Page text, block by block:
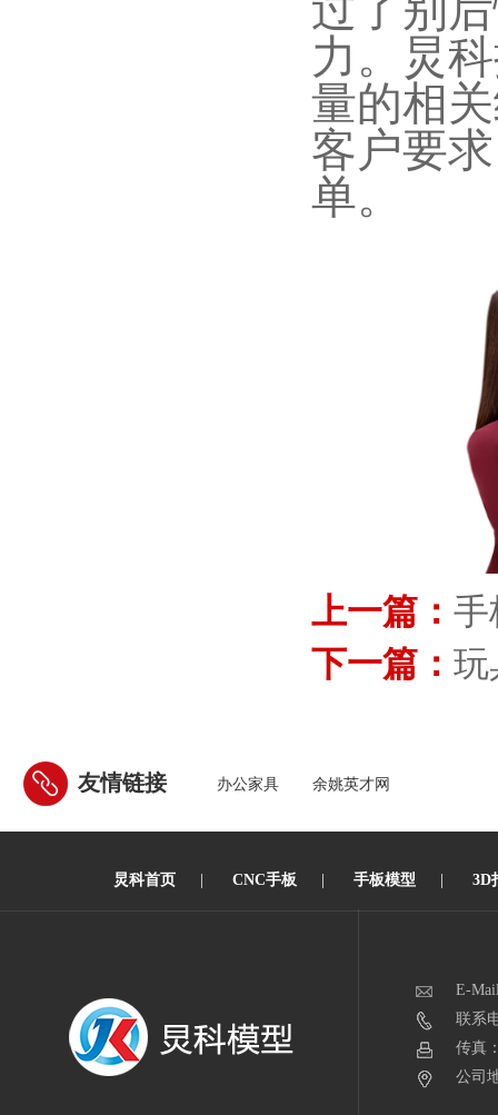
力。炅
量的相
客户要
单。
上一篇： 手
下一篇： 玩
友情链接 办公家具 余姚英才网
炅科首页 CNC手板 手板模型 3D
E-
联系
传真
公司